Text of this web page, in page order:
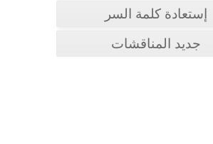
إستعادة كلمة السر
جديد المناقشات